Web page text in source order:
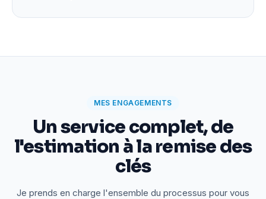
MES ENGAGEMENTS
Un service complet, de
l'estimation à la remise des
clés
Je prends en charge l'ensemble du processus pour vous